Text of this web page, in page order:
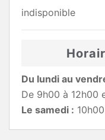
indisponible
Du lundi au
De 9h00 à 12h00
Le samedi :